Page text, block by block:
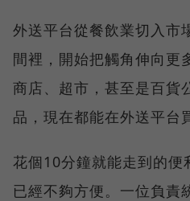
外送平台從餐飲業切入市
間裡，開始把觸角伸向更
商店、超市，甚至是百貨
品，現在都能在外送平台
花個10分鐘就能走到的便
已經不夠方便。一位負責